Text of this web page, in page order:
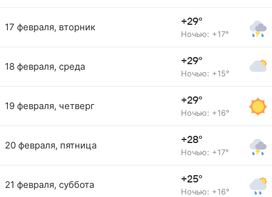
17 февраля, вторник +29°
Ночью: +17°
18 февраля, среда +29°
Ночью: +15°
19 февраля, четверг +29°
Ночью: +16°
20 февраля, пятница +28°
Ночью: +17°
21 февраля, суббота +25°
Ночью: +16°